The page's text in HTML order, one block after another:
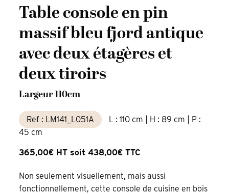
Table console en pin
massif bleu fjord antique
avec deux étagères et
deux tiroirs
Largeur 110cm
Ref : LM141_L051A
L : 110 cm | H : 89 cm | P :
45 cm
365,00€ HT soit 438,00€ TTC
Non seulement visuellement, mais aussi
fonctionnellement, cette console de cuisine en bois